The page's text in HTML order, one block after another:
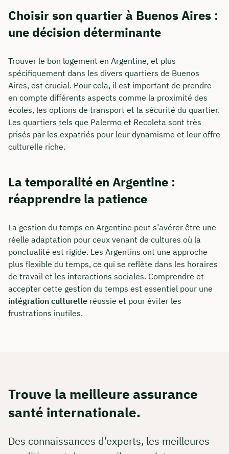
Choisir son quartier à Buenos Aires :
une décision déterminante
Trouver le bon logement en Argentine, et plus
spécifiquement dans les divers quartiers de Buenos
Aires, est crucial. Pour cela, il est important de prendre
en compte différents aspects comme la proximité des
écoles, les options de transport et la sécurité du quartier.
Les quartiers tels que Palermo et Recoleta sont très
prisés par les expatriés pour leur dynamisme et leur offre
culturelle riche.
La temporalité en Argentine :
réapprendre la patience
La gestion du temps en Argentine peut s’avérer être une
réelle adaptation pour ceux venant de cultures où la
ponctualité est rigide. Les Argentins ont une approche
plus flexible du temps, ce qui se reflète dans les horaires
de travail et les interactions sociales. Comprendre et
accepter cette gestion du temps est essentiel pour une
intégration culturelle réussie et pour éviter les
frustrations inutiles.
Trouve la meilleure assurance
santé internationale.
Des connaissances d’experts, les meilleures
info@insurancy.de
Visitez notre profil LinkedIn